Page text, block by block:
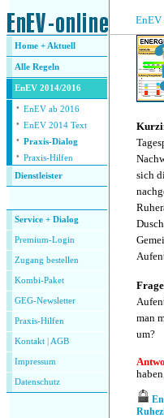
EnEV
Home + Aktuell
Alle Regeln
EnEV 2014/2016
· EnEV ab 2016
· EnEV 2014 Text
· Praxis-Dialog
· Praxis-Hilfen
Dienstleister
Service + Dialog
Premium-Login
Zugang bestellen
Kombi-Paket
GEG-Newsletter
Praxis-Hilfen
Kontakt AGB
Impressum
Datenschutz
sich
man
um?